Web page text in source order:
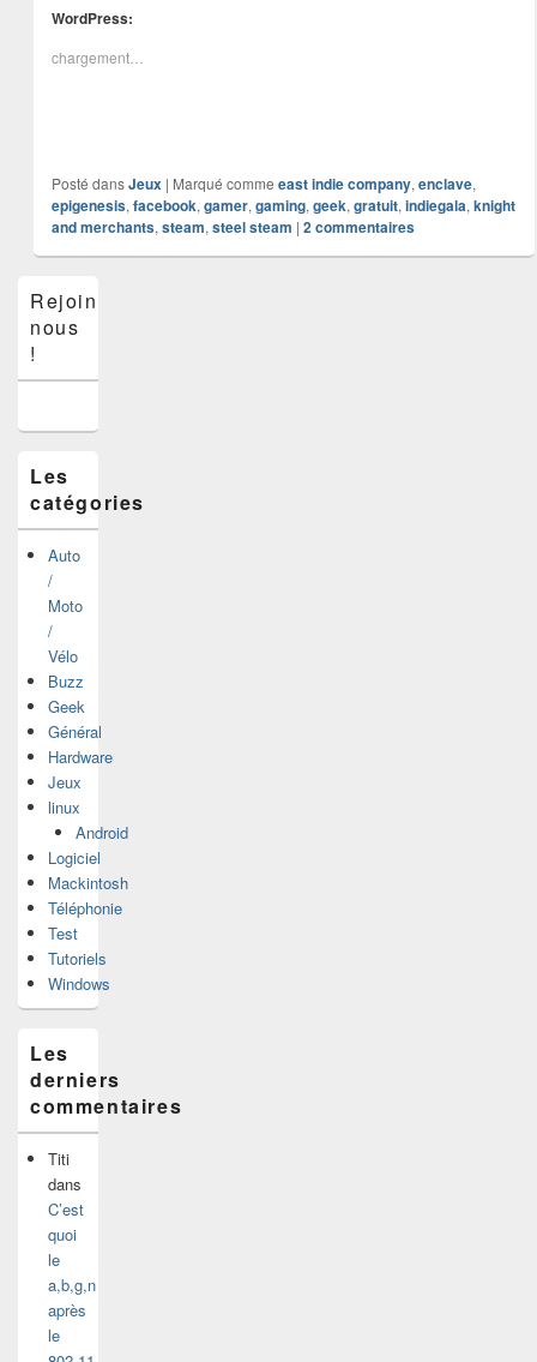
WordPress:
chargement…
Posté dans Jeux | Marqué comme east indie company, enclave,
epigenesis, facebook, gamer, gaming, geek, gratuit, indiegala, knight
and merchants, steam, steel steam | 2commentaires
principale
de
widget
latérale
Rejoins-
nous
!
Les
catégories
Auto
/
Moto
/
Vélo
Buzz
Geek
Général
Hardware
Jeux
linux
Android
Logiciel
Mackintosh
Téléphonie
Test
Tutoriels
Windows
Les
derniers
commentaires
Titi
dans
C’est
quoi
le
a,b,g,n
après
le